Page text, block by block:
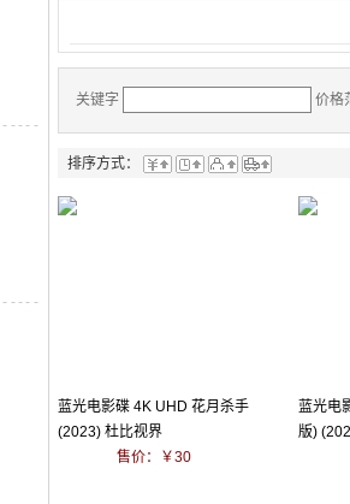
关键字 价格
排序方式：
蓝光电影碟 4K UHD 花月杀手
(2023) 杜比视界
售价：￥30
蓝光电
版)